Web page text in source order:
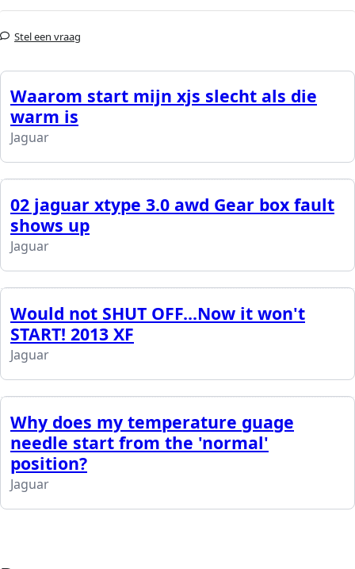
Stel een vraag
Waarom start mijn xjs slecht als die
warm is
Jaguar
02 jaguar xtype 3.0 awd Gear box fault
shows up
Jaguar
Would not SHUT OFF...Now it won't
START! 2013 XF
Jaguar
Why does my temperature guage
needle start from the 'normal'
position?
Jaguar